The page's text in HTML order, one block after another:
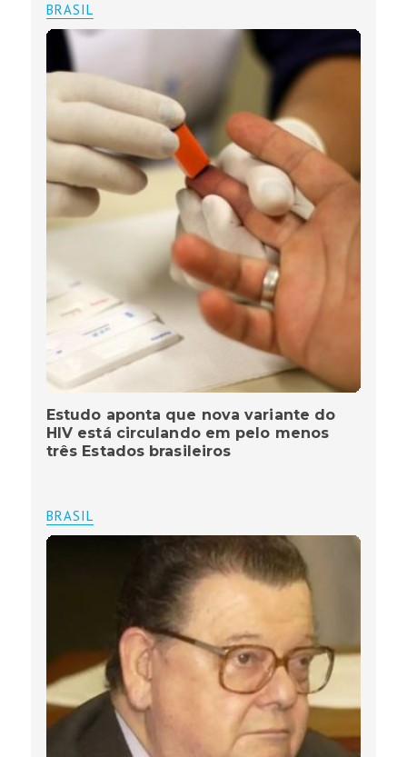
BRASIL
Estudo aponta que nova variante do
HIV está circulando em pelo menos
três Estados brasileiros
BRASIL